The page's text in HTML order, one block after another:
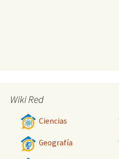
Wiki Red
Ciencias
Geografía